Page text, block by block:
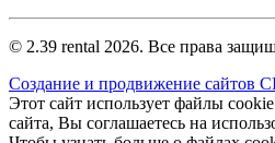
© 2.39 rental 2026. Все права
Создание и продвижение сайтов
Этот сайт использует файлы
сайта, Вы соглашаетесь на